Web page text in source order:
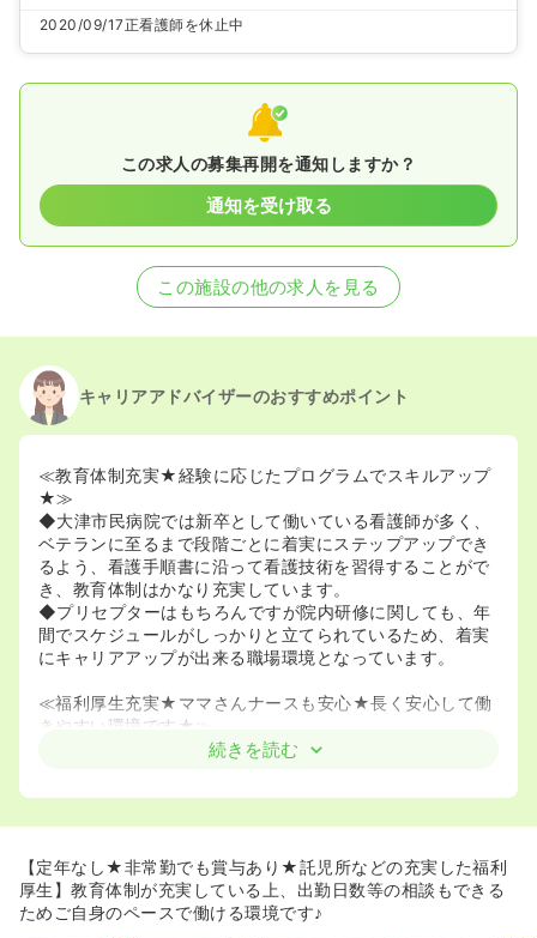
2020/09/17正看護師を休止中
この求人の募集再開を通知しますか？
通知を受け取る
この施設の他の求人を見る
キャリアアドバイザーのおすすめポイント
≪教育体制充実★経験に応じたプログラムでスキルアップ
★≫
◆大津市民病院では新卒として働いている看護師が多く、
ベテランに至るまで段階ごとに着実にステップアップでき
るよう、看護手順書に沿って看護技術を習得することがで
き、教育体制はかなり充実しています。
◆プリセプターはもちろんですが院内研修に関しても、年
間でスケジュールがしっかりと立てられているため、着実
にキャリアアップが出来る職場環境となっています。
≪福利厚生充実★ママさんナースも安心★長く安心して働
きやすい環境です★≫
◆大津市民病院では院内に託児所があるため、子育てをし
◆産休・育休も長く取得することが可能で、無理に早く復
広い分野での知見を培える機会に恵まれているだけでな
く、給与と退職金が上がっていきます。
続きを読む
【定年なし★非常勤でも賞与あり★託児所などの充実した福利
厚生】教育体制が充実している上、出勤日数等の相談もできる
ためご自身のペースで働ける環境です♪